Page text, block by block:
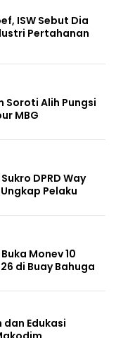
ISW Sebut Dia
Pertahanan
Soroti Alih Pungsi
MBG
DPRD Way
Pelaku
Monev 10
di Buay Bahuga
dan Edukasi